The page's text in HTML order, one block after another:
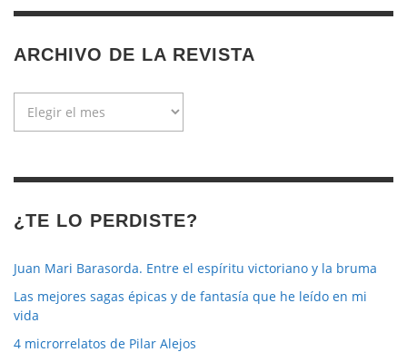
ARCHIVO DE LA REVISTA
¿TE LO PERDISTE?
Juan Mari Barasorda. Entre el espíritu victoriano y la bruma
Las mejores sagas épicas y de fantasía que he leído en mi
vida
4 microrrelatos de Pilar Alejos